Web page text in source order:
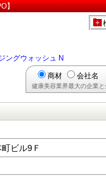
】
ングウォッシュ N
商材 会社名
健康美容業界最大の企業
ビル9Ｆ